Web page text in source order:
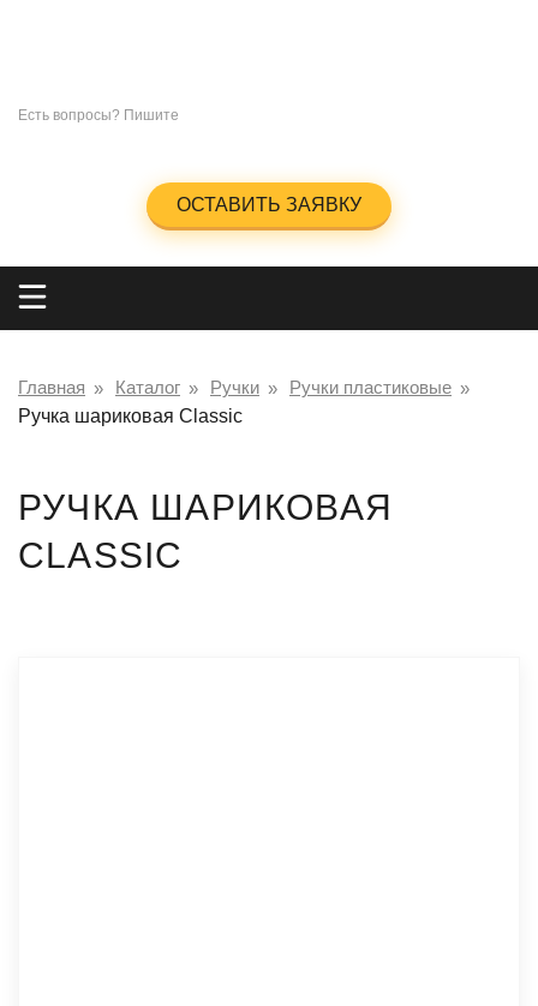
Есть вопросы? Пишите
ОСТАВИТЬ ЗАЯВКУ
Главная Каталог Ручки
Ручки пластиковые
Ручка шариковая Classic
РУЧКА ШАРИКОВАЯ
CLASSIC